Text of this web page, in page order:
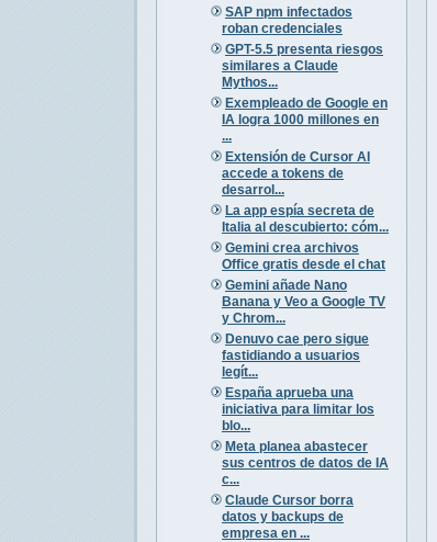
SAP npm infectados
roban credenciales
GPT-5.5 presenta riesgos
similares a Claude
Mythos...
Exempleado de Google en
IA logra 1000 millones en
...
Extensión de Cursor AI
accede a tokens de
desarrol...
La app espía secreta de
Italia al descubierto: cóm...
Gemini crea archivos
Office gratis desde el chat
Gemini añade Nano
Banana y Veo a Google TV
y Chrom...
Denuvo cae pero sigue
fastidiando a usuarios
legít...
España aprueba una
iniciativa para limitar los
blo...
Meta planea abastecer
sus centros de datos de IA
c...
Claude Cursor borra
datos y backups de
empresa en ...